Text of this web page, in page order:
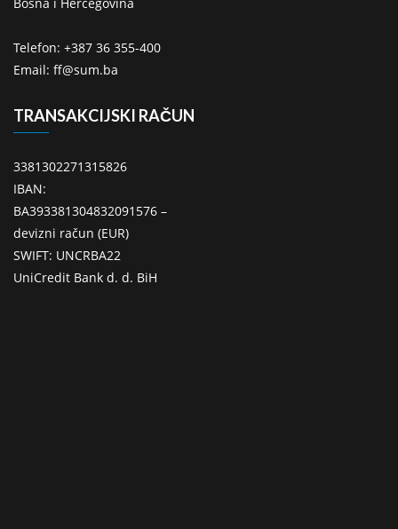
Telefon: +387 36 355-400
Email: ff@sum.ba
TRANSAKCIJSKI RAČUN
3381302271315826
IBAN:
BA393381304832091576 –
devizni račun (EUR)
SWIFT: UNCRBA22
UniCredit Bank d. d. BiH